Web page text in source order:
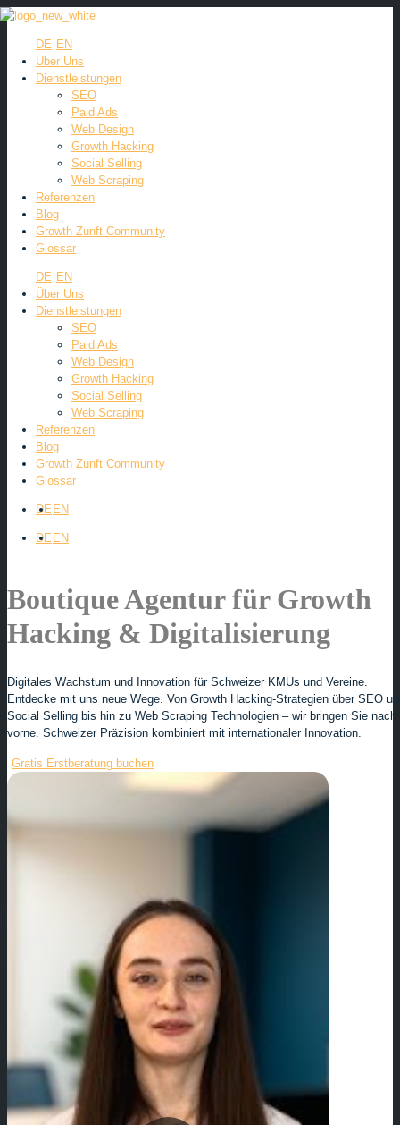
DE EN
Über Uns
Dienstleistungen
SEO
Paid Ads
Web Design
Growth Hacking
Social Selling
Web Scraping
Referenzen
Blog
Growth Zunft Community
Glossar
DE EN
Über Uns
Dienstleistungen
SEO
Paid Ads
Web Design
Growth Hacking
Social Selling
Web Scraping
Referenzen
Blog
Growth Zunft Community
Glossar
DE EN
DE EN
Boutique Agentur für Growth
Hacking & Digitalisierung
Digitales Wachstum und Innovation für Schweizer KMUs und Vereine.
Entdecke mit uns neue Wege. Von Growth Hacking-Strategien über SEO
Social Selling bis hin zu Web Scraping Technologien – wir bringen Sie nach
vorne. Schweizer Präzision kombiniert mit internationaler Innovation.
Gratis Erstberatung buchen